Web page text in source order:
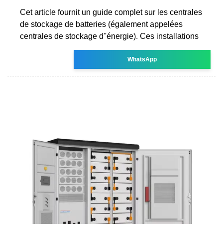
Cet article fournit un guide complet sur les centrales
de stockage de batteries (également appelées
centrales de stockage d''énergie). Ces installations
WhatsApp